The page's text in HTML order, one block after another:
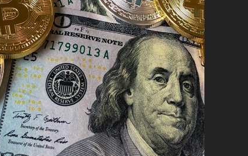
ープの成長とともに得られる利益を、すべての
ム
現
ています。